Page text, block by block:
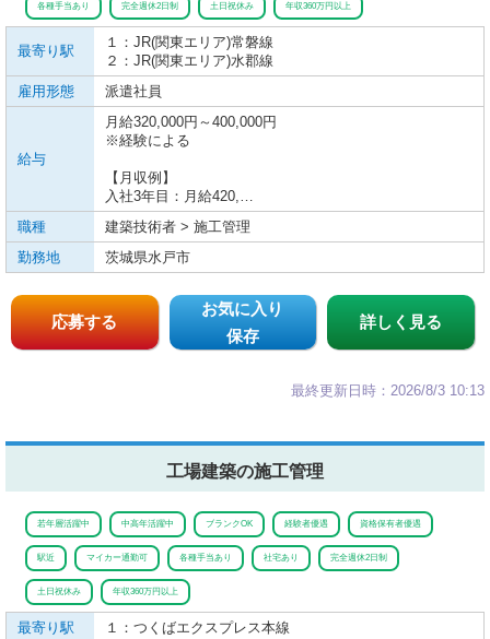
各種手当あり 完全週休2日制 土日祝休み 年収360万円以上
最寄り駅
１：JR(関東エリア)常磐線
２：JR(関東エリア)水郡線
雇用形態
派遣社員
給与
月給320,000円～400,000円
※経験による
【月収例】
入社3年目：月給420,…
職種
建築技術者 > 施工管理
勤務地
茨城県水戸市
応募する
お気に入り
保存
詳しく見る
最終更新日時：2026/8/3 10:13
工場建築の施工管理
若年層活躍中 中高年活躍中 ブランクOK 経験者優遇 資格保有者優遇
駅近 マイカー通勤可 各種手当あり 社宅あり 完全週休2日制
土日祝休み 年収360万円以上
最寄り駅 １：つくばエクスプレス本線